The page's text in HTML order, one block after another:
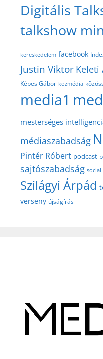
Digitális
talkshow
kereskedelem facebook
Justin Viktor Keleti
Képes Gábor közmédia
media1
mesterséges
médiaszabadság
Pintér Róbert podcast
sajtószabadság social
Szilágyi Árpád
verseny újságírás